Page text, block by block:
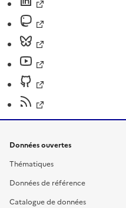
Données ouvertes
Thématiques
Données de référence
Catalogue de données